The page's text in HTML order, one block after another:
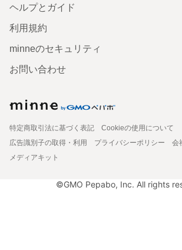
ヘルプとガイド
利用規約
minneのセキュリティ
お問い合わせ
特定商取引法に基づく表記
Cookieの使用について
広告識別子の取得・利用
プライバシーポリシー 会
メディアキット
©GMO Pepabo, Inc. All rights